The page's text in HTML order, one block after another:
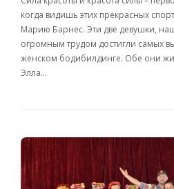
когда видишь этих прекрасных
Марию Барнес. Эти две девушки,
огромным трудом достигли самых
женском бодибилдинге. Обе они
Элла…